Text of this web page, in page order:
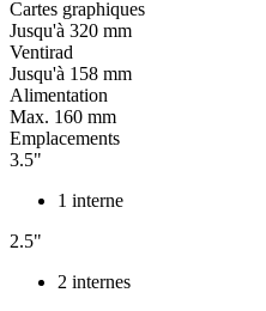
Cartes graphiques
Jusqu'à 320 mm
Ventirad
Jusqu'à 158 mm
Alimentation
Max. 160 mm
Emplacements
3.5"
1 interne
2.5"
2 internes